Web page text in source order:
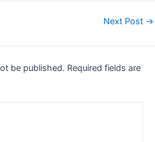
Next Post →
be published. Required fields are